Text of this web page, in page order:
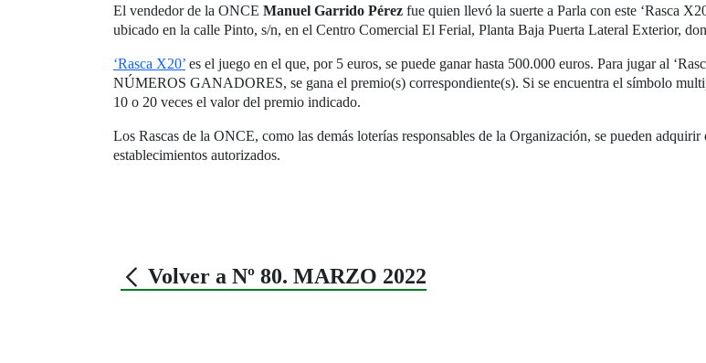
El vendedor de la ONCE Manuel Garrido Pérez fue quien llevó la suerte a Parla con este ‘Rasca
ubicado en la calle Pinto, s/n, en el Centro Comercial El Ferial, Planta Baja Puerta Lateral Exterior,
‘Rasca X20’ es el juego en el que, por 5 euros, se puede ganar hasta 500.000 euros. Para jugar al
NÚMEROS GANADORES, se gana el premio(s) correspondiente(s). Si se encuentra el símbolo
10 o 20 veces el valor del premio indicado.
Los Rascas de la ONCE, como las demás loterías responsables de la Organización, se pueden adquirir
establecimientos autorizados.
Volver a Nº 80. MARZO 2022